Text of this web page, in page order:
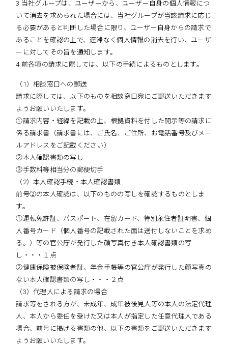
3 当社グループは、ユーザーから、ユーザー自身の個人情報につ
いて消去を求められた場合には、当社グループが当該請求に応じ
る必要があると判断した場合に限り、ユーザー自身からの請求で
あることを確認の上で、遅滞なく個人情報の消去を行い、ユーザ
ーに対してその旨を通知します。
4 前各項の請求に際しては、以下の手続によるものとします。
（1）相談窓口への郵送
請求に際しては、以下のものを相談窓口宛にご郵送いただきます
ようお願いいたします。
①請求内容・経緯を記載の上、根拠資料を付した開示等の請求に
係る請求書（請求書には、ご氏名、ご住所、お電話番号及びメー
ルアドレスをご記載ください）
②本人確認書類の写し
③手数料等相当分の郵便切手
（2）本人確認手続・本人確認書類
前号②の本人確認は、以下のものの写しを確認するものとしま
す。
①運転免許証、パスポート、在留カード、特別永住者証明書、個
人番号カード（個人番号の記載された面は送付しないことを求め
る。）等の官公庁が発行した顔写真付き本人確認書類の写
し・・・１点
②健康保険被保険者証、年金手帳等の官公庁が発行した顔写真の
ない本人確認書類の写し・・・２点
（3）代理人による請求の場合
請求等をされる方が、未成年、成年被後見人等の本人の法定代理
人、本人から委任を受けた又は本人が指定した任意代理人である
場合、前号に掲げる書類の他、以下の書類をご郵送いただきます
ようお願いいたします。